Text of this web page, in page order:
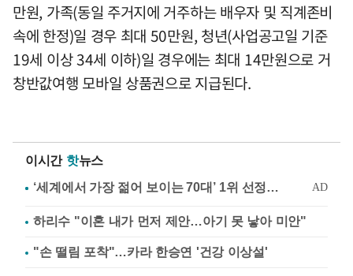
만원, 가족(동일 주거지에 거주하는 배우자 및 직계존비
속에 한정)일 경우 최대 50만원, 청년(사업공고일 기준
19세 이상 34세 이하)일 경우에는 최대 14만원으로 거
창반값여행 모바일 상품권으로 지급된다.
이시간 핫뉴스
하리수 "이혼 내가 먼저 제안…아기 못 낳아 미안"
"손 떨림 포착"…카라 한승연 '건강 이상설'